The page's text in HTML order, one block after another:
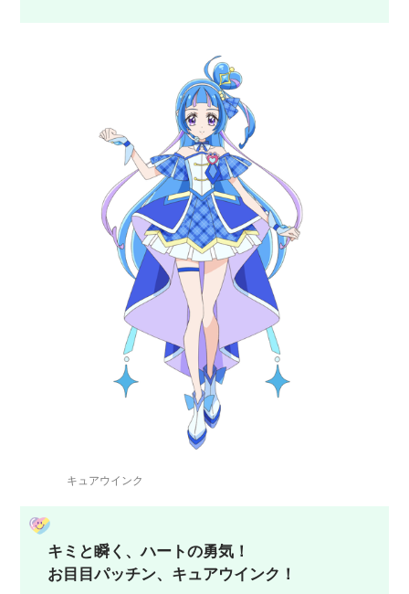
キュアウインク
キミと瞬く、ハートの勇気！
お目目パッチン、キュアウインク！